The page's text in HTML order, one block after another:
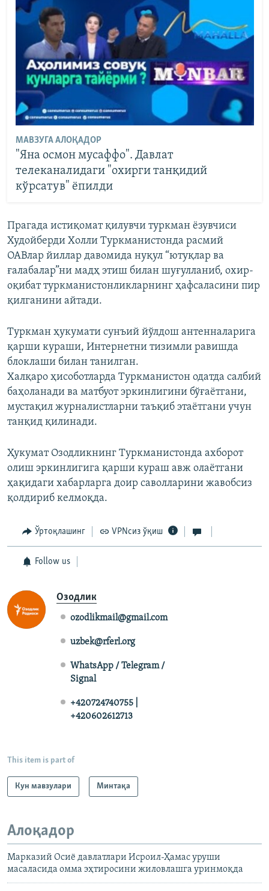
МАВЗУГА АЛОҚАДОР
"Яна осмон мусаффо". Давлат
телеканалидаги "охирги танқидий
кўрсатув" ёпилди
Прагада истиқомат қилувчи туркман ёзувчиси
Худойберди Холли Туркманистонда расмий
ОАВлар йиллар давомида нуқул “ютуқлар ва
ғалабалар”ни мадҳ этиш билан шуғулланиб, охир-
оқибат туркманистонликларнинг ҳафсаласини пир
қилганини айтади.
Туркман ҳукумати сунъий йўлдош антенналарига
қарши кураши, Интернетни тизимли равишда
блоклаши билан танилган.
Халқаро ҳисоботларда Туркманистон одатда салбий
баҳоланади ва матбуот эркинлигини бўғаётгани,
мустақил журналистларни таъқиб этаётгани учун
танқид қилинади.
Ҳукумат Озодликнинг Туркманистонда ахборот
олиш эркинлигига қарши кураш авж олаётгани
ҳақидаги хабарларга доир саволларини жавобсиз
қолдириб келмоқда.
Ўртоқлашинг VPNсиз ўқиш
Follow us
Озодлик
ozodlikmail@gmail.com
uzbek@rferl.org
WhatsApp / Telegram /
Signal
+420724740755 |
+420602612713
This item is part of
Кун мавзулари Минтақа
Алоқадор
Марказий Осиё давлатлари Исроил-Ҳамас уруши
масаласида омма эҳтиросини жиловлашга уринмоқда